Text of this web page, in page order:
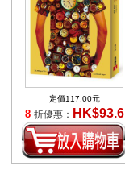
定價117.00元
8 折優惠： HK$93.6